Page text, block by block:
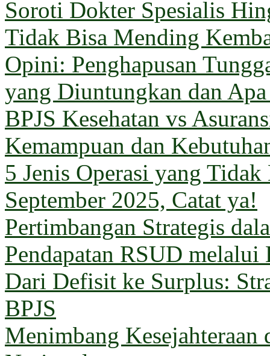
Soroti Dokter Spesialis
Tidak Bisa Mending
Opini: Penghapusan
yang Diuntungkan dan
BPJS Kesehatan vs
Kemampuan dan
5 Jenis Operasi yang
September 2025, Catat ya!
Pertimbangan Strategis
Pendapatan RSUD melalui
Dari Defisit ke Surplus:
BPJS
Menimbang Kesejahteraan